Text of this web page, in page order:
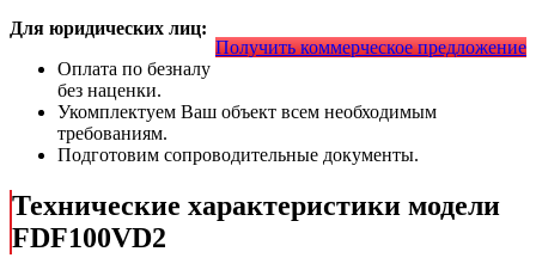
Получить коммерческое предложение
Для юридических лиц:
Оплата по безналу
без наценки.
Укомплектуем Ваш объект всем необходимым
требованиям.
Подготовим сопроводительные документы.
Технические характеристики модели
FDF100VD2